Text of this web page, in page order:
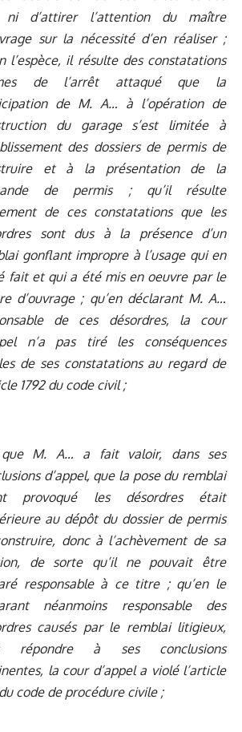
ni d’attirer l’attention du maître
sur la nécessité d’en réaliser ;
l’espèce, il résulte des constatations
de l’arrêt attaqué que la
de M. A… à l’opération de
du garage s’est limitée à
des dossiers de permis de
et à la présentation de la
de permis ; qu’il résulte
de ces constatations que les
sont dus à la présence d’un
gonflant impropre à l’usage qui en
fait et qui a été mis en oeuvre par le
d’ouvrage ; qu’en déclarant M. A…
de ces désordres, la cour
n’a pas tiré les conséquences
de ses constatations au regard de
1792 du code civil ;
M. A… a fait valoir, dans ses
d’appel, que la pose du remblai
provoqué les désordres était
au dépôt du dossier de permis
donc à l’achèvement de sa
de sorte qu’il ne pouvait être
responsable à ce titre ; qu’en le
néanmoins responsable des
causés par le remblai litigieux,
répondre à ses conclusions
la cour d’appel a violé l’article
code de procédure civile ;